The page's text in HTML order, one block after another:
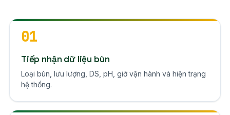
01
Tiếp nhận dữ liệu bùn
Loại bùn, lưu lượng, DS, pH, giờ vận hành và hiện trạng
hệ thống.